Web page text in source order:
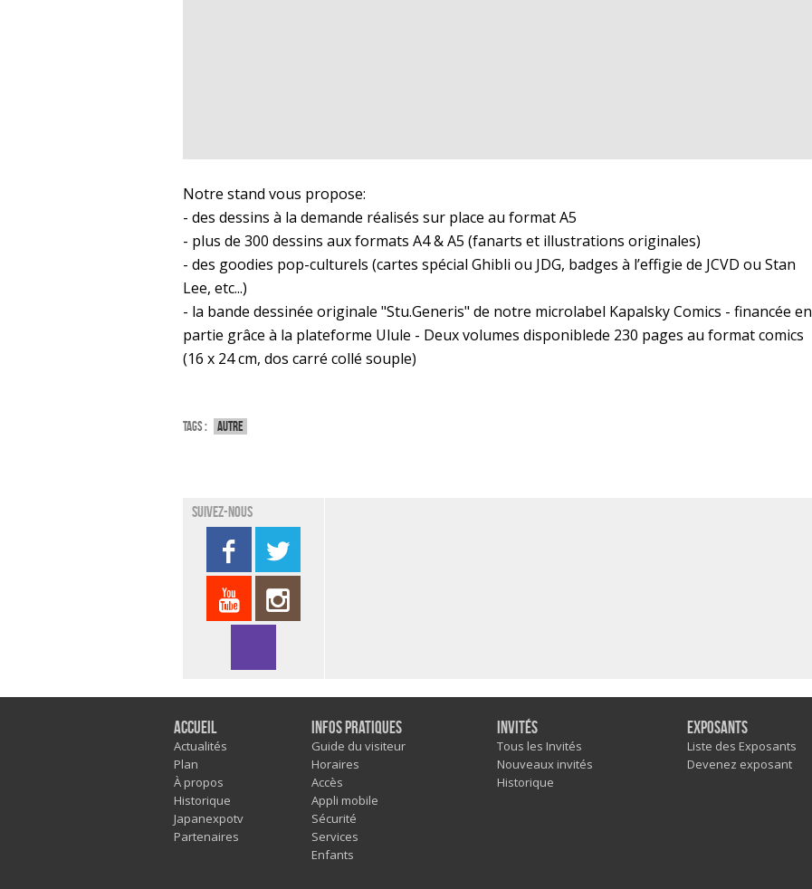
Notre stand vous propose:
- des dessins à la demande réalisés sur place au format A5
- plus de 300 dessins aux formats A4 & A5 (fanarts et illustrations originales)
- des goodies pop-culturels (cartes spécial Ghibli ou JDG, badges à l’effigie de JCVD ou Stan
Lee, etc...)
- la bande dessinée originale "Stu.Generis" de notre microlabel Kapalsky Comics - financée en
partie grâce à la plateforme Ulule - Deux volumes disponiblede 230 pages au format comics
(16 x 24 cm, dos carré collé souple)
Tags : Autre
Suivez-nous
Accueil
Actualités
Plan
À propos
Historique
Japanexpotv
Partenaires
Infos pratiques
Guide du visiteur
Horaires
Accès
Appli mobile
Sécurité
Services
Enfants
Invités
Tous les Invités
Nouveaux invités
Historique
Exposants
Liste des Exposants
Devenez exposant